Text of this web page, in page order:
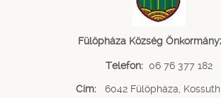
Fülöpháza Község
Telefon: 06 76 377 182
Cím: 6042 Fülöpháza, Kossuth